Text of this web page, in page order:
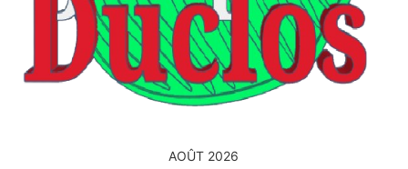
AOÛT 2026